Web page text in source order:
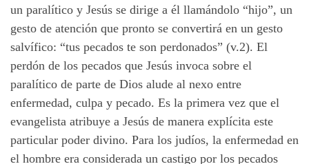
un paralítico y Jesús se dirige a él llamándolo “hijo”, un
gesto de atención que pronto se convertirá en un gesto
salvífico: “tus pecados te son perdonados” (v.2). El
perdón de los pecados que Jesús invoca sobre el
paralítico de parte de Dios alude al nexo entre
enfermedad, culpa y pecado. Es la primera vez que el
evangelista atribuye a Jesús de manera explícita este
particular poder divino. Para los judíos, la enfermedad en
el hombre era considerada un castigo por los pecados